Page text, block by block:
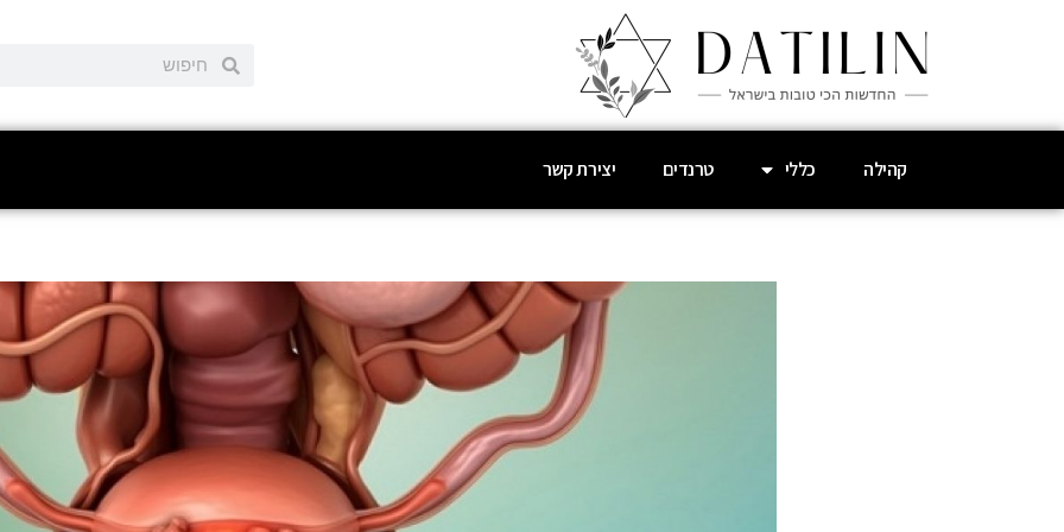
קהילה כללי טרנדים יצירת קשר